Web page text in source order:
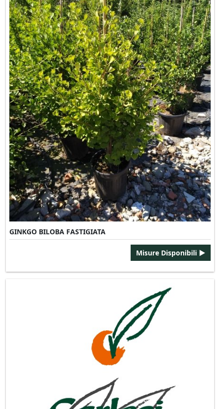
GINKGO BILOBA FASTIGIATA
Misure Disponibili ►